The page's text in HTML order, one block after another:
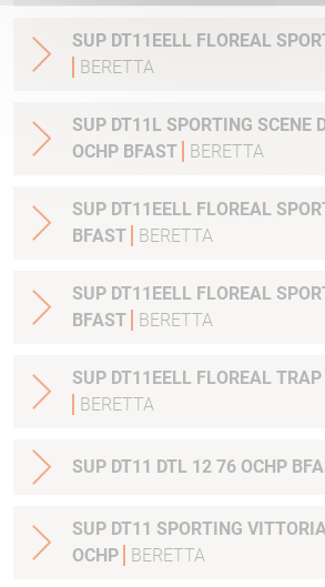
SUP DT11EELL FLOREAL
BERETTA
SUP DT11L SPORTING SCENE DE CHASSE 12 81
OCHP BFAST
BERETTA
SUP DT11EELL FLOREAL
BFAST
BERETTA
SUP DT11EELL FLOREAL
BFAST
BERETTA
BERETTA
SUP DT11 DTL 12 76
SUP DT11 SPORTING VITTORIA BFAST 12 71
OCHP
BERETTA